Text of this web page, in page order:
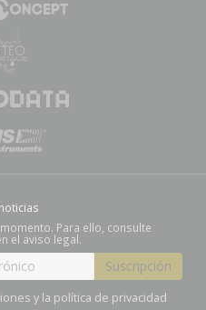
Para ello, consulte
el aviso legal.
y la política de privacidad